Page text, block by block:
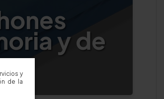
y
de la
y de